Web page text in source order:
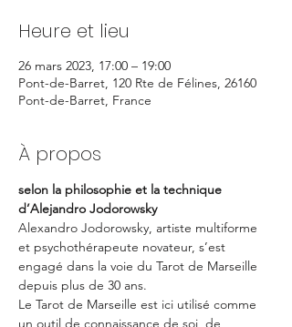
Heure et lieu
26 mars 2023, 17:00 – 19:00
Pont-de-Barret, 120 Rte de Félines, 26160
Pont-de-Barret, France
À propos
selon la philosophie et la technique
d’Alejandro Jodorowsky
Alexandro Jodorowsky, artiste multiforme
et psychothérapeute novateur, s’est
engagé dans la voie du Tarot de Marseille
depuis plus de 30 ans.
Le Tarot de Marseille est ici utilisé comme
un outil de connaissance de soi, de